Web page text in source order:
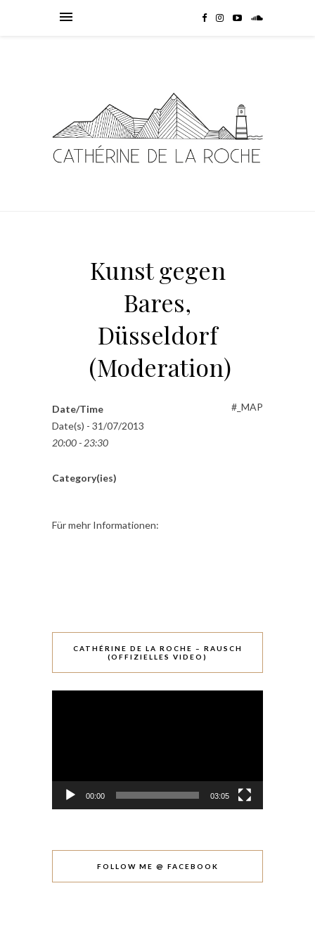
Kunst gegen
Bares,
Düsseldorf
(Moderation)
#_MAP
Date/Time
Date(s) - 31/07/2013
20:00 - 23:30
Category(ies)
Für mehr Informationen:
CATHÉRINE DE LA ROCHE – RAUSCH
(OFFIZIELLES VIDEO)
00:00 03:05
FOLLOW ME @ FACEBOOK